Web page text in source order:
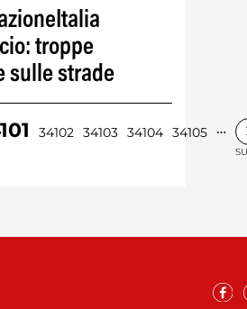
troppe
sulle strade
34102 34103 34104 34105 …